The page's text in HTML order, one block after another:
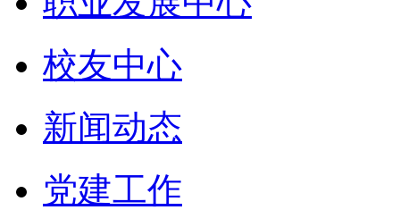
校友中心
新闻动态
党建工作